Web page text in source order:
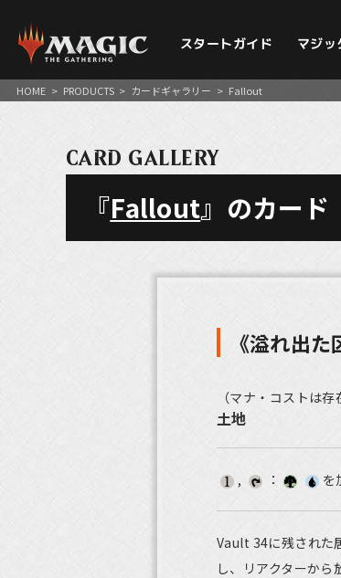
スタートガイド マジッ
HOME > PRODUCTS > カードギャラリー > Fallout
CARD GALLERY
『Fallout』のカード
《溢れ出た
（マナ・コストは存
土地
, ： を
Vault 34に残された
し、リアクターから